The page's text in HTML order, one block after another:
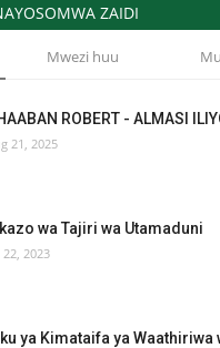
ZAIDI
Mwezi huu
ROBERT - ALMASI
21, 2025
wa Tajiri wa Utamaduni
22, 2023
ya Kimataifa ya Waathiriwa